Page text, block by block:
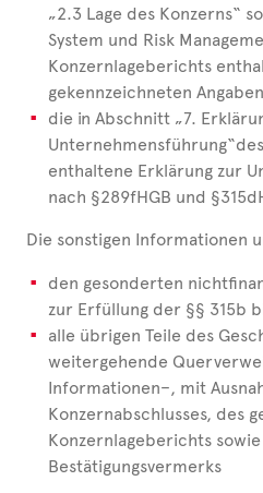
„2.3 Lage des Konzerns“
System und Risk
Konzernlageberichts
gekennzeichneten Angaben
die in Abschnitt „7.
Unternehmensführung“
enthaltene Erklärung zur
nach §289fHGB und §315d
Die sonstigen Informationen
den gesonderten
zur Erfüllung der §§ 315b
alle übrigen Teile des
weitergehende
Informationen–, mit
Konzernabschlusses, des
Konzernlageberichts
Bestätigungsvermerks